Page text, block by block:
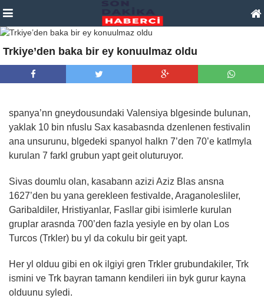
Trkiye’den baka bir ey konuulmaz oldu
spanya’nn gneydousundaki Valensiya blgesinde bulunan,
yaklak 10 bin nfuslu Sax kasabasnda dzenlenen festivalin
ana unsurunu, blgedeki spanyol halkn 7’den 70’e katlmyla
kurulan 7 farkl grubun yapt geit oluturuyor.
Sivas doumlu olan, kasabann azizi Aziz Blas ansna
1627’den bu yana gerekleen festivalde, Araganolesliler,
Garibaldiler, Hristiyanlar, Fasllar gibi isimlerle kurulan
gruplar arasnda 700’den fazla yesiyle en by olan Los
Turcos (Trkler) bu yl da cokulu bir geit yapt.
Her yl olduu gibi en ok ilgiyi gren Trkler grubundakiler, Trk
ismini ve Trk bayran tamann kendileri iin byk gurur kayna
olduunu syledi.